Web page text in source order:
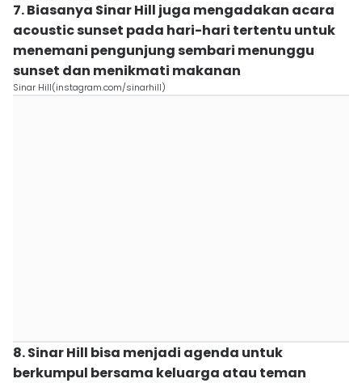
7. Biasanya Sinar Hill juga mengadakan acara
acoustic sunset pada hari-hari tertentu untuk
menemani pengunjung sembari menunggu
sunset dan menikmati makanan
Sinar Hill(instagram.com/sinarhill)
8. Sinar Hill bisa menjadi agenda untuk
berkumpul bersama keluarga atau teman